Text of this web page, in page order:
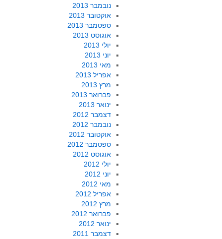
נובמבר 2013
אוקטובר 2013
ספטמבר 2013
אוגוסט 2013
יולי 2013
יוני 2013
מאי 2013
אפריל 2013
מרץ 2013
פברואר 2013
ינואר 2013
דצמבר 2012
נובמבר 2012
אוקטובר 2012
ספטמבר 2012
אוגוסט 2012
יולי 2012
יוני 2012
מאי 2012
אפריל 2012
מרץ 2012
פברואר 2012
ינואר 2012
דצמבר 2011